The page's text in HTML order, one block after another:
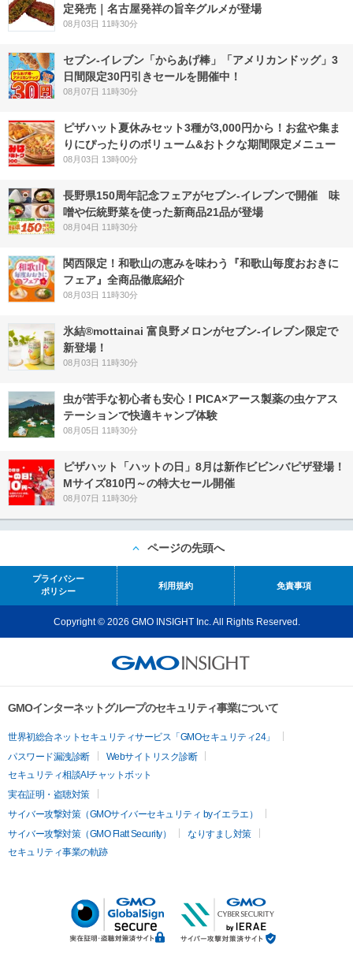
定発売｜名古屋発祥の旨辛グルメが登場
08月03日 11時30分
セブン‐イレブン「からあげ棒」「アメリカンドッグ」3
日間限定30円引きセールを開催中！
08月07日 11時30分
ピザハット夏休みセット3種が3,000円から！お盆や集ま
りにぴったりのボリューム&おトクな期間限定メニュー
08月03日 13時00分
長野県150周年記念フェアがセブン-イレブンで開催 味
噌や伝統野菜を使った新商品21品が登場
08月04日 11時30分
関西限定！和歌山の恵みを味わう『和歌山毎度おおきに
フェア』全商品徹底紹介
08月03日 11時30分
氷結®mottainai 富良野メロンがセブン‐イレブン限定で
新登場！
08月03日 11時30分
虫が苦手な初心者も安心！PICA×アース製薬の虫ケアス
テーションで快適キャンプ体験
08月05日 11時30分
ピザハット「ハットの日」8月は新作ビビンバピザ登場！
Mサイズ810円～の特大セール開催
08月07日 11時30分
ページの先頭へ
プライバシー
ポリシー
利用規約 免責事項
Copyright © 2026 GMO INSIGHT Inc. All Rights Reserved.
GMOインターネットグループのセキュリティ事業について
世界初総合ネットセキュリティサービス「GMOセキュリティ24」
パスワード漏洩診断
Webサイトリスク診断
セキュリティ相談AIチャットボット
実在証明・盗聴対策
サイバー攻撃対策（GMOサイバーセキュリティ byイエラエ）
サイバー攻撃対策（GMO Flatt Security）
なりすまし対策
セキュリティ事業の軌跡